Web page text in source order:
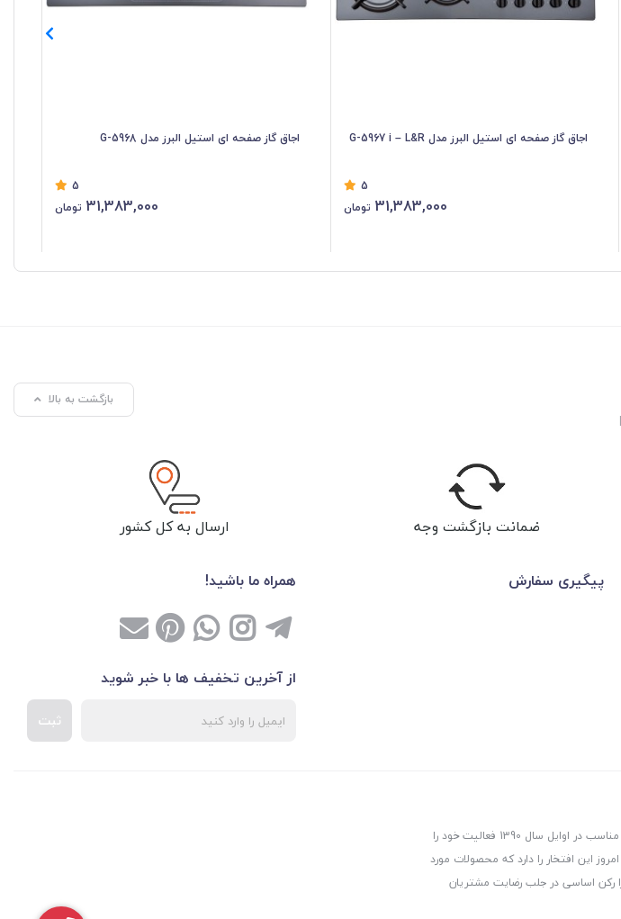
اجاق گاز صفحه ای استیل البرز مدل G-5967 i – L&R
5
31,383,000 تومان
اجاق گاز صفحه ای استیل البرز مدل G-5968
5
31,383,000 تومان
|
بازگشت به بالا
ضمانت بازگشت وجه ارسال به کل کشور
پیگیری سفارش
همراه ما باشید!
از آخرین تخفیف ها با خبر شوید
ثبت
عمرانیاز در راستای توزیع و پخش لوازم و تجهیزات ساختمانی با هدف ارسال کالاهای مورد نیاز مشتریان گرامی با قیمت بسیار مناسب در اوایل سال 1390 فعالیت خود را
به امروز این افتخار را دارد که محصولات مورد
رکن اساسی در جلب رضایت مشتریان